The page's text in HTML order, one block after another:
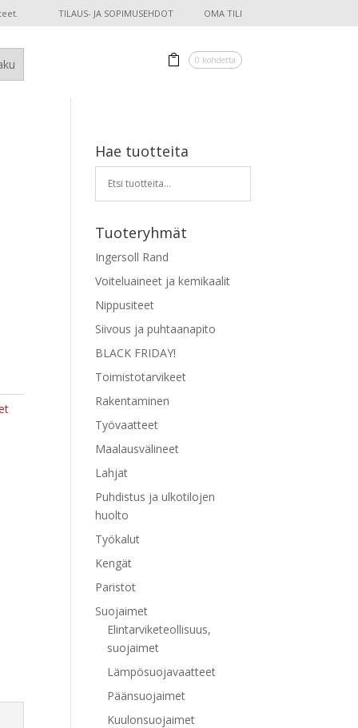
TILAUS- JA SOPIMUSEHDOT OMA TILI
0 kohdetta
Hae tuotteita
Tuoteryhmät
Ingersoll Rand
Voiteluaineet ja kemikaalit
Nippusiteet
Siivous ja puhtaanapito
BLACK FRIDAY!
Toimistotarvikeet
Rakentaminen
Työvaatteet
Maalausvälineet
Lahjat
Puhdistus ja ulkotilojen
huolto
Työkalut
Kengät
Paristot
Suojaimet
Elintarviketeollisuus,
suojaimet
Lämpösuojavaatteet
Päänsuojaimet
Kuulonsuojaimet